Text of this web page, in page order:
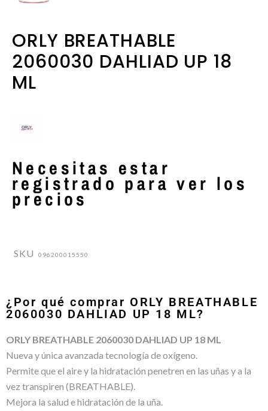
ORLY BREATHABLE
2060030 DAHLIAD UP 18
ML
Necesitas estar
registrado para ver los
precios
SKU 096200015550
¿Por qué comprar ORLY BREATHABLE
2060030 DAHLIAD UP 18 ML?
ORLY BREATHABLE 2060030 DAHLIAD UP 18 ML
Nueva y única avanzada tecnología de oxígeno.
Permite que el aire y la hidratación penetren en las uñas y a la
vez transpiren (BREATHABLE).
Mejora la salud e hidratación de la uña.